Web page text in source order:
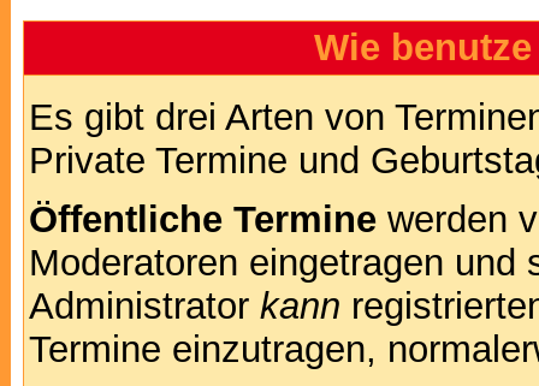
Wie
Es gibt drei Arten von
Private Termine und
Öffentliche Termine werden
Moderatoren eingetragen und
Administrator kann
Termine einzutragen,